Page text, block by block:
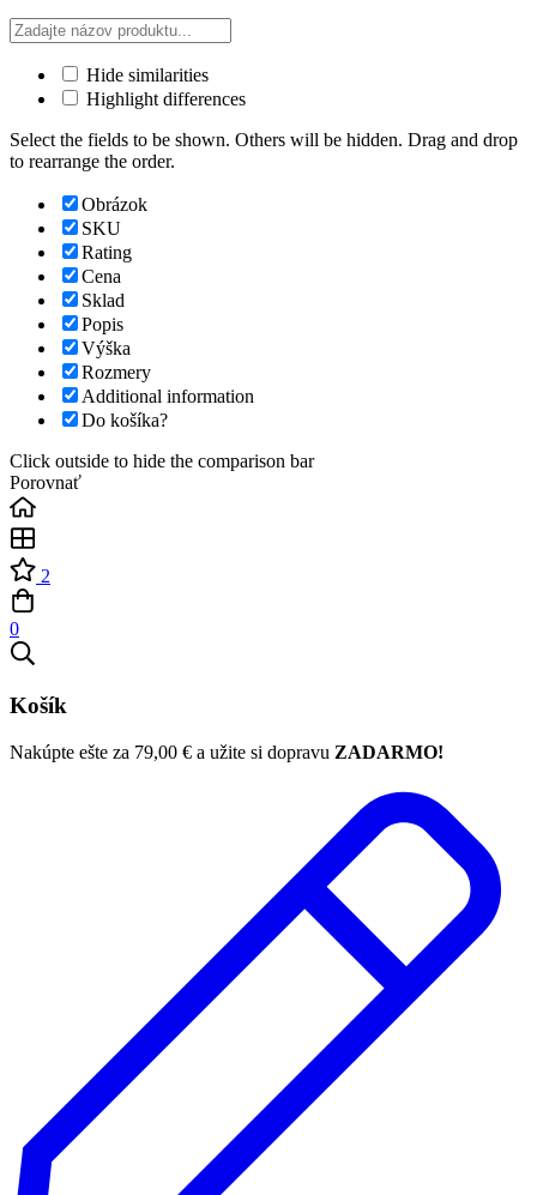
Hide similarities
Highlight differences
Select the fields to be shown. Others will be hidden. Drag and drop
to rearrange the order.
Obrázok
SKU
Rating
Cena
Sklad
Popis
Výška
Rozmery
Additional information
Do košíka?
Click outside to hide the comparison bar
Porovnať
2
0
Košík
Nakúpte ešte za 79,00 € a užite si dopravu ZADARMO!